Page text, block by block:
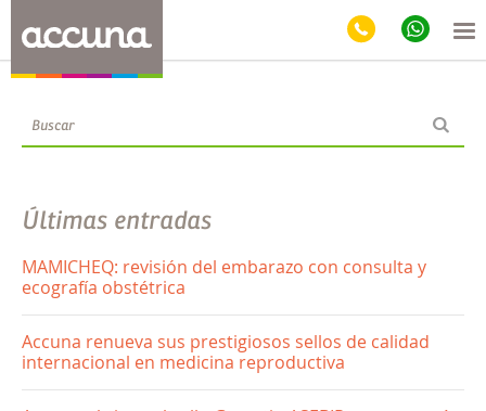
Blog
Últimas entradas
MAMICHEQ: revisión del embarazo con consulta y
ecografía obstétrica
Accuna renueva sus prestigiosos sellos de calidad
internacional en medicina reproductiva